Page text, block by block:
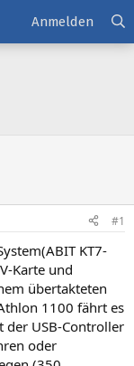
Anmelden
#1
KT7-
Karte und
übertakteten
1100 fährt es
der USB-Controller
oder